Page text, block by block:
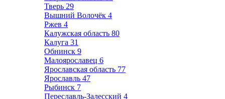
Тверь 29
Вышний Волочёк 4
Ржев 4
Калужская область 80
Калуга 31
Обнинск 9
Малоярославец 6
Ярославская область 77
Ярославль 47
Рыбинск 7
Переславль-Залесский 4